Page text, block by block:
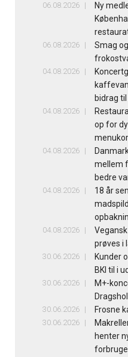
06.08.2026
Ny
06.08.2026
Smag
04.08.2026
bidrag
04.08.2026
op for
04.08.2026
mellem
bedre
04.08.2026
18 år
04.08.2026
prøves i
30.06.2026
Kunder
BKI til i
30.06.2026
M+-
30.06.2026 Frosne
30.06.2026
henter